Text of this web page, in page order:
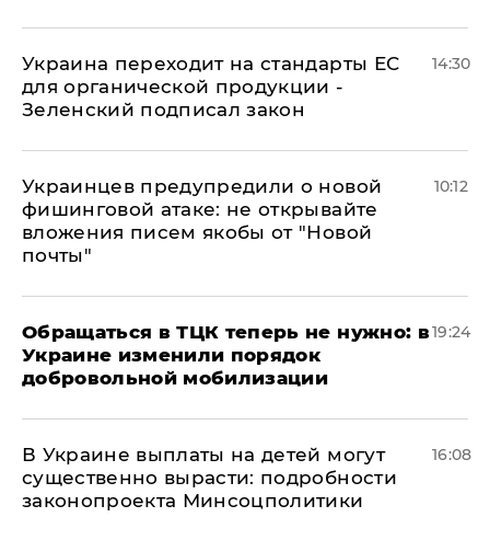
Украина переходит на стандарты ЕС
для органической продукции -
Зеленский подписал закон
14:30
Украинцев предупредили о новой
фишинговой атаке: не открывайте
вложения писем якобы от "Новой
почты"
10:12
Обращаться в ТЦК теперь не нужно: в
Украине изменили порядок
добровольной мобилизации
19:24
В Украине выплаты на детей могут
существенно вырасти: подробности
законопроекта Минсоцполитики
16:08